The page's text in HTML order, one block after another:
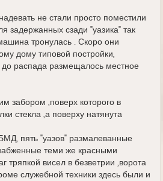
не стали просто поместили
задержанных сзади "уазика" так
тронулась . Скоро они
дому типовой постройки,
до распада размещалось местное
забором ,поверх которого в
стекла ,а поверху натянута
пять "уазов" размалеванные
теми же красными
тряпкой висел в безветрии ,ворота
служебной техники здесь были и